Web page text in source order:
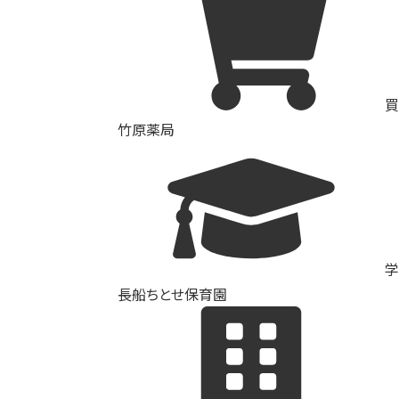
竹原薬局
長船ちとせ保育園